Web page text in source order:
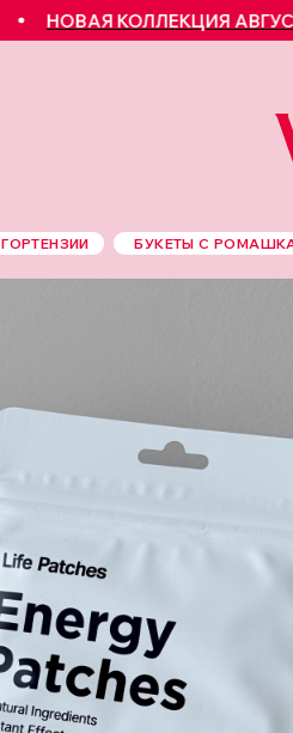
НОВАЯ КОЛЛЕКЦИЯ АВГУСТА
БУКЕТЫ С
ГОРТЕНЗИИ